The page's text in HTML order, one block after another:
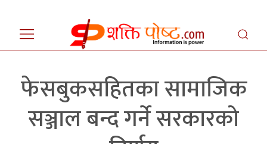
फेसबुकसहितका सामाजिक
सञ्जाल बन्द गर्ने सरकारको